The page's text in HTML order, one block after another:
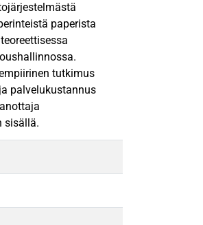
paperista
tutkimus
palvelukustannus
sisällä.